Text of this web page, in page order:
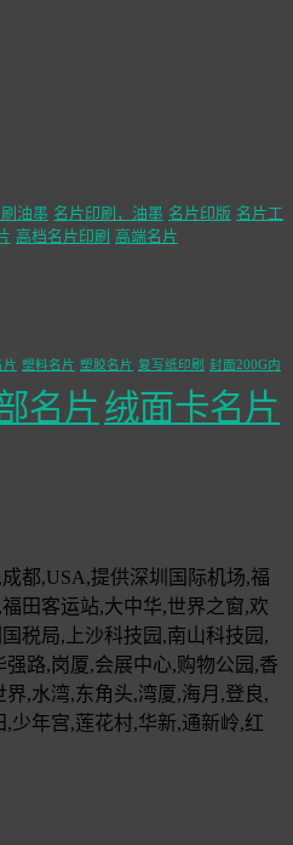
油墨 名片印刷，油墨 名片印版 名片工
高档名片印刷 高端名片
片 塑料名片 塑胶名片 复写纸印刷 封面200G内
名片 绒面卡名片
都,USA,提供深圳国际机场,福
田客运站,大中华,世界之窗,欢
税局,上沙科技园,南山科技园,
路,岗厦,会展中心,购物公园,香
,水湾,东角头,湾厦,海月,登良,
少年宫,莲花村,华新,通新岭,红